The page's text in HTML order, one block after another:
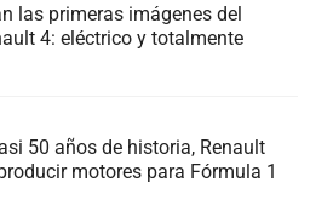
las primeras imágenes del
4: eléctrico y totalmente
50 años de historia, Renault
motores para Fórmula 1